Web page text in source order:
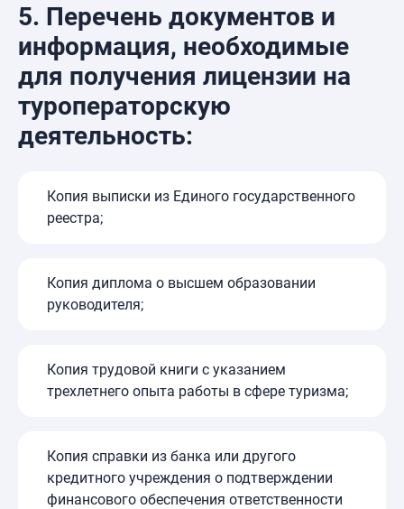
5. Перечень документов и
информация, необходимые
для получения лицензии на
туроператорскую
деятельность:
Копия выписки из Единого государственного
реестра;
Копия диплома о высшем образовании
руководителя;
Копия трудовой книги с указанием
трехлетнего опыта работы в сфере туризма;
Копия справки из банка или другого
кредитного учреждения о подтверждении
финансового обеспечения ответственности